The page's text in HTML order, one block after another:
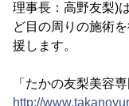
理事長：高野友梨)
ど目の周りの施術
援します。
「たかの友梨美容専
http://